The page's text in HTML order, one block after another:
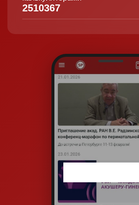
2510367